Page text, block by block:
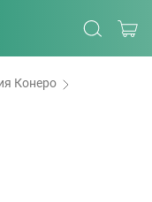
Конеро